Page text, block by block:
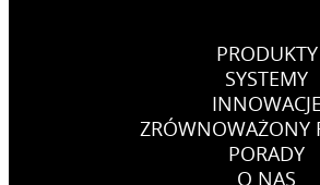
PRODUKTY
SYSTEMY
INNOWACJE
ZRÓWNOWAŻONY
PORADY
O NAS